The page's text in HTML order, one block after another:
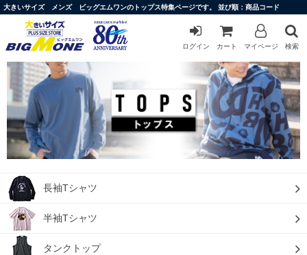
大きいサイズ メンズ ビッグエムワンのトップス特集ページです。 並び順：商品コード
ログイン カート マイページ 検索
長袖Tシャツ
半袖Tシャツ
タンクトップ